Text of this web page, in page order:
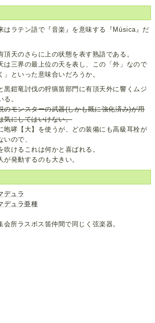
はラテン語で『音楽』を意味する『Música』だ
頂天のさらに上の状態を表す熟語である。
は三界の最上位の天を表し、この「外」なので
」といった意味合いだろうか。
黒鎧竜討伐の狩猟笛部門に有頂天外に響くムジ
。
のモンスターの武器(しかも既に強化済み)が用
気にしてはいけない。
咆哮【大】を使うが、どの装備にも高級耳栓が
ので、
吹けるこれは何かと喜ばれる。
が発動するのも大きい。
デュラ
デュラ亜種
会所ラスボス笛仲間で同じく弦楽器。